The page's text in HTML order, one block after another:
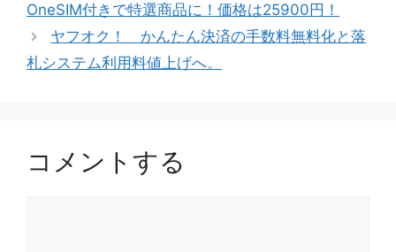
リ
ー
OneSIM付きで特選商品に！価格は25900円！
ヤフオク！ かんたん決済の手数料無料化と落
札システム利用料値上げへ。
コメントする